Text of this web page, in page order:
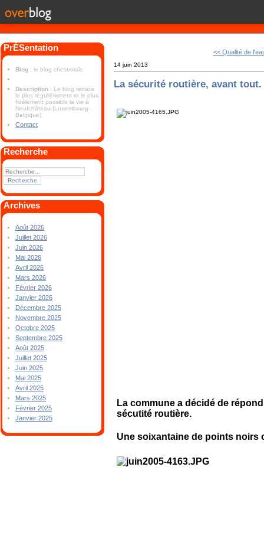
PrÉSentation
Blog : le blog chestrolais
Description : Le blog retrace
le plus régulièrement et le plus
fidèlement possible la vie à
Neufchâteau (Luxembourg-
Belgique).
Contact
Recherche
Archives
Août 2026
Juillet 2026
Juin 2026
Mai 2026
Avril 2026
Mars 2026
Février 2026
Janvier 2026
Décembre 2025
Novembre 2025
Octobre 2025
Septembre 2025
Août 2025
Juillet 2025
Juin 2025
Mai 2025
Avril 2025
Mars 2025
Février 2025
Janvier 2025
<< Qualité de
14 juin 2013
La sécurité routière, avant tout.
La commune a décidé de
sécutité routière.
Une soixantaine de points noirs